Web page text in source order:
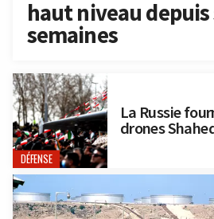
haut niveau
semaines
DÉFENSE
La Russie
drones